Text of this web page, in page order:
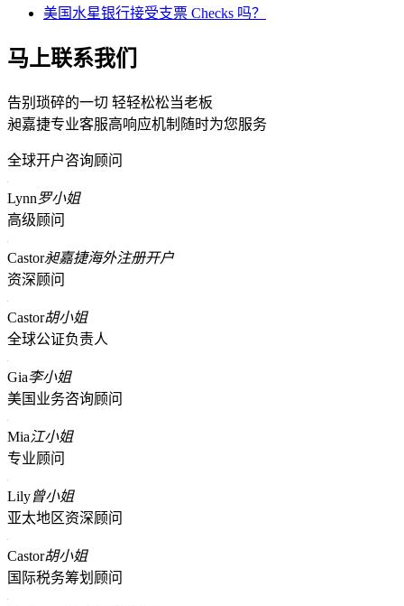
美国水星银行接受支票 Checks 吗？
马上联系我们
告别琐碎的一切 轻轻松松当老板
昶嘉捷专业客服高响应机制随时为您服务
全球开户咨询顾问
Lynn罗小姐
高级顾问
Castor昶嘉捷海外注册开户
资深顾问
Castor胡小姐
全球公证负责人
Gia李小姐
美国业务咨询顾问
Mia江小姐
专业顾问
Lily曾小姐
亚太地区资深顾问
Castor胡小姐
国际税务筹划顾问